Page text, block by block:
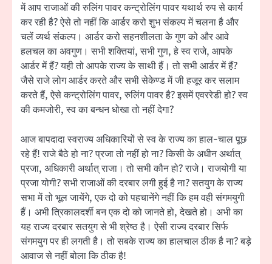
में आप राजाओं की रुलिंग पावर कन्ट्रोलिंग पावर यथार्थ रुप से कार्य
कर रही है? ऐसे तो नहीं कि आर्डर करो शुभ संकल्प में चलना है और
चलें व्यर्थ संकल्प। आर्डर करो सहनशीलता के गुण को और आवे
हलचल का अवगुण। सभी शक्तियां, सभी गुण, हे स्व राजे, आपके
आर्डर में हैं? यही तो आपके राज्य के साथी हैं। तो सभी आर्डर में हैं?
जैसे राजे लोग आर्डर करते और सभी सेकेण्ड में जी हजूर कर सलाम
करते हैं, ऐसे कन्ट्रोलिंग पावर, रुलिंग पावर है? इसमें एवररेडी हो? स्व
की कमजोरी, स्व का बन्धन धोखा तो नहीं देगा?
आज बापदादा स्वराज्य अधिकारियों से स्व के राज्य का हाल-चाल पूछ
रहे हैं! राजे बैठे हो ना? प्रजा तो नहीं हो ना? किसी के अधीन अर्थात्
प्रजा, अधिकारी अर्थात् राजा। तो सभी कौन हो? राजे। राजयोगी या
प्रजा योगी? सभी राजाओं की दरबार लगी हुई है ना? सतयुग के राज्य
सभा में तो भूल जायेंगे, एक दो को पहचानेंगे नहीं कि हम वही संगमयुगी
हैं। अभी त्रिकालदर्शी बन एक दो को जानते हो, देखते हो। अभी का
यह राज्य दरबार सतयुग से भी श्रेष्ठ है। ऐसी राज्य दरबार सिर्फ
संगमयुग पर ही लगती है। तो सबके राज्य का हालचाल ठीक है ना? बड़े
आवाज से नहीं बोला कि ठीक है!